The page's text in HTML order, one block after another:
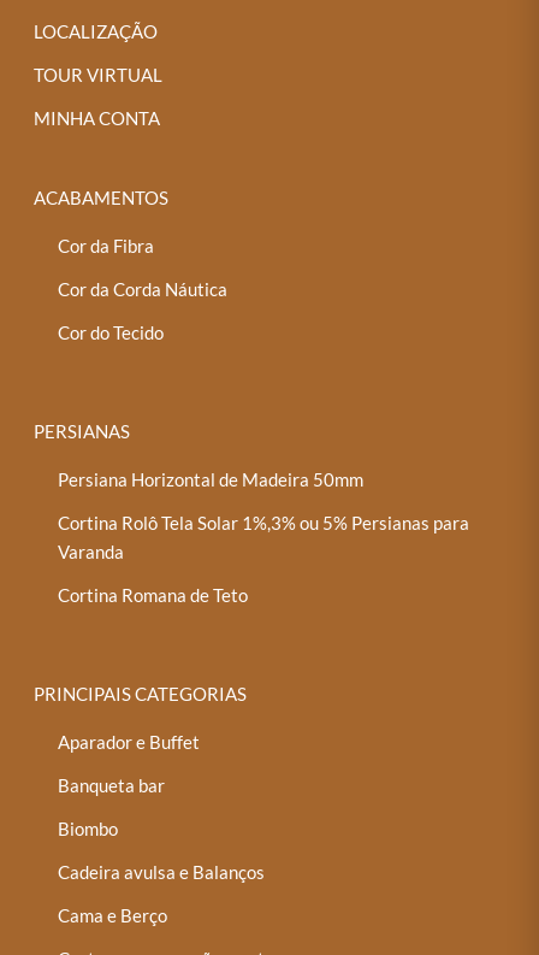
LOCALIZAÇÃO
TOUR VIRTUAL
MINHA CONTA
ACABAMENTOS
Cor da Fibra
Cor da Corda Náutica
Cor do Tecido
PERSIANAS
Persiana Horizontal de Madeira 50mm
Cortina Rolô Tela Solar 1%,3% ou 5% Persianas para
Varanda
Cortina Romana de Teto
PRINCIPAIS CATEGORIAS
Aparador e Buffet
Banqueta bar
Biombo
Cadeira avulsa e Balanços
Cama e Berço